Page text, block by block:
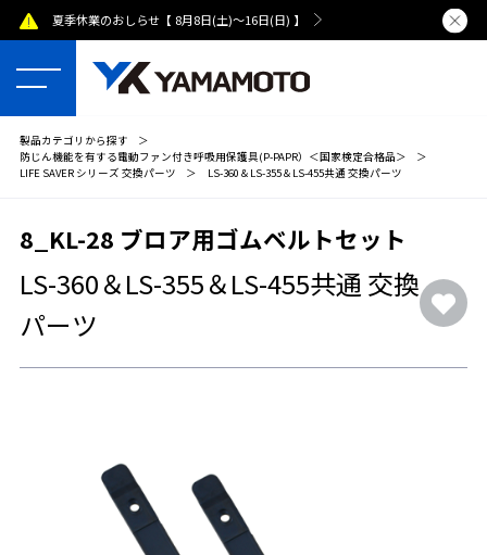
夏季休業のおしらせ【 8月8日(土)～16日(日) 】 熊本県で
製品カテゴリから探す
＞
防じん機能を有する電動ファン付き呼吸用保護具(P-PAPR）＜国家検定合格品＞
＞
LIFE SAVER シリーズ 交換パーツ
＞ LS-360＆LS-355＆LS-455共通 交換パーツ
8_KL-28 ブロア用ゴムベルトセット
LS-360＆LS-355＆LS-455共通 交換
パーツ